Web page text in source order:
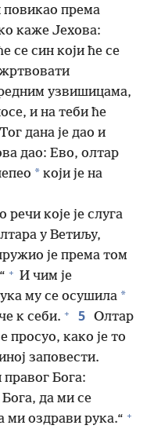
повикао према
каже Јехова:
се син који ће се
узвишицама,
и на теби ће
Тог дана је дао и
дао: Ево, олтар
* који је на
које је слуга
у Ветиљу,
је према том
+ И чим је
му се осушила *
к себи. + 5 Олтар
просуо, како је то
заповести.
правог Бога:
да ми се
ми оздрави рука.“ +